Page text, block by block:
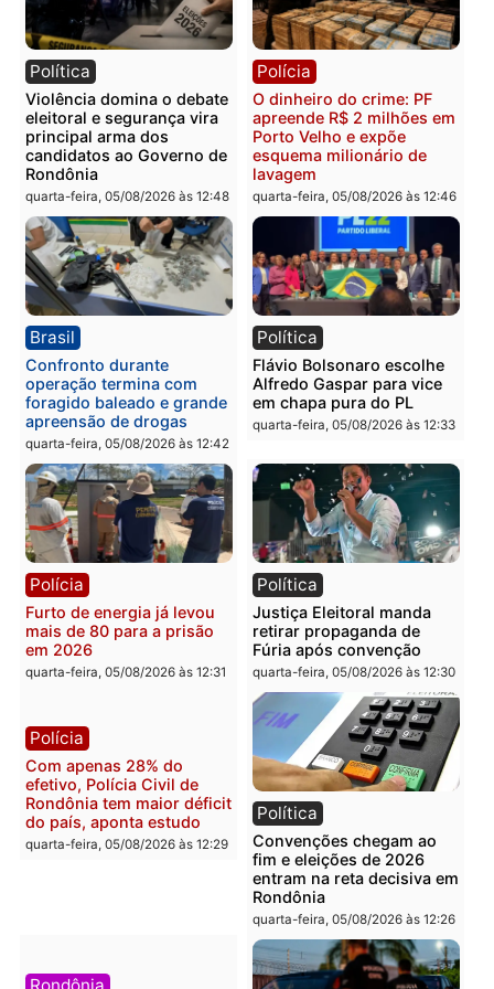
Política
Jônatas França é aprovado
na convenção e
confirmado candidato a
deputado federal pelo
Republicanos
quarta-feira, 05/08/2026 às 15:52
Brasil
TCE reúne candidatos ao
Governo e apresenta
diagnóstico que pode
mudar os rumos de
Rondônia
quarta-feira, 05/08/2026 às
Política
Violência domina o debate
eleitoral e segurança vira
principal arma dos
candidatos ao Governo de
Rondônia
quarta-feira, 05/08/2026 às 12:48
Polícia
O dinheiro do crime: PF
apreende R$ 2 milhões
Porto Velho e expõe
lavagem
quarta-feira, 05/08/2026 às
Brasil
Confronto durante
foragido baleado e grande
apreensão de drogas
quarta-feira, 05/08/2026 às 12:42
Política
Flávio Bolsonaro escolhe
Alfredo Gaspar para vice
em chapa pura do PL
quarta-feira, 05/08/2026 às
mais de 80 para a prisão
Política
Justiça Eleitoral manda
retirar propaganda de